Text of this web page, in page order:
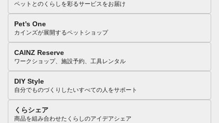
ペットとのくらしを彩るサービスをお届け
Pet’s One
カインズが展開するペットショップ
CAINZ Reserve
ワークショップ、施設予約、工具レンタル
DIY Style
自分でものづくりしたいすべての人をサポート
くらシェア
商品を組み合わせたくらしのアイデアシェア